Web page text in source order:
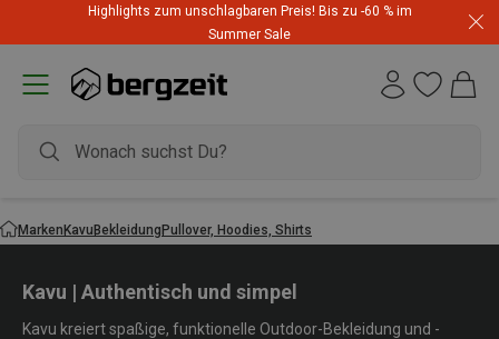
Highlights zum unschlagbaren Preis! Bis zu -60 % im
Summer Sale
MarkenKavuBekleidungPullover, Hoodies, Shirts
Kavu | Authentisch und simpel
Kavu kreiert spaßige, funktionelle Outdoor-Bekleidung und -